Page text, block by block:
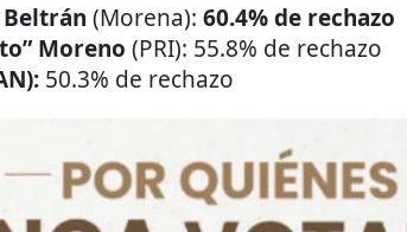
Beltrán (Morena): 60.4% de rechazo
Moreno (PRI): 55.8% de rechazo
50.3% de rechazo